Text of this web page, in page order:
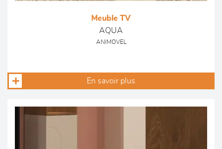
Meuble TV
AQUA
ANIMOVEL
En savoir plus